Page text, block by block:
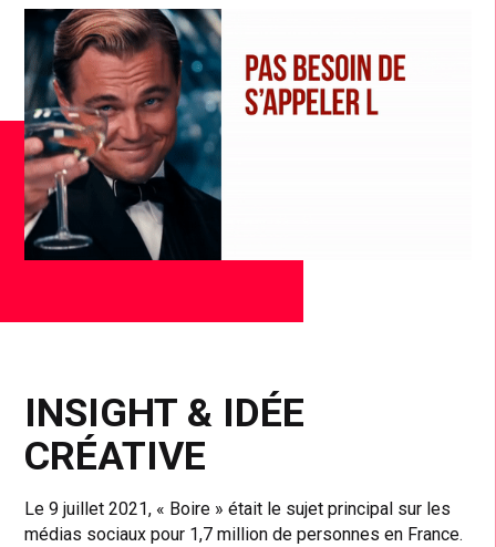
INSIGHT & IDÉE
CRÉATIVE
Le 9 juillet 2021, « Boire » était le sujet principal sur les
médias sociaux pour 1,7 million de personnes en France.